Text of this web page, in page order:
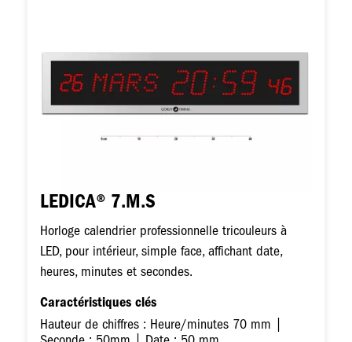
LEDICA® 7.M.S
Horloge calendrier professionnelle tricouleurs à
LED, pour intérieur, simple face, affichant date,
heures, minutes et secondes.
Caractéristiques clés
Hauteur de chiffres : Heure/minutes 70 mm |